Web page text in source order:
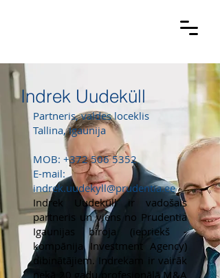
Indrek Uudeküll
Partneris, valdes loceklis
Tallina, Igaunija
MOB: +372 506 5352
E-mail:
indrek.uudekyll@prudentia.ee
Indrek Uudeküll ir vadošais
partneris un viens no Prudentia
Igaunijas biroja (iepriekš -
kompānija Investment Agency)
dibinātājiem. Indrekam ir vairāk
nekā 20 gadu profesionālā M&A